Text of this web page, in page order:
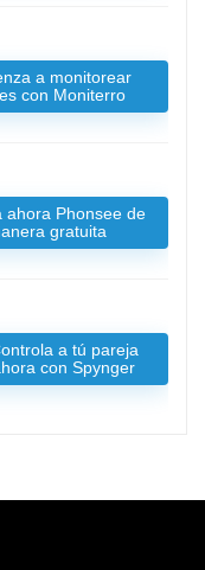
a monitorear
con Moniterro
ahora Phonsee de
gratuita
a tú pareja
con Spynger